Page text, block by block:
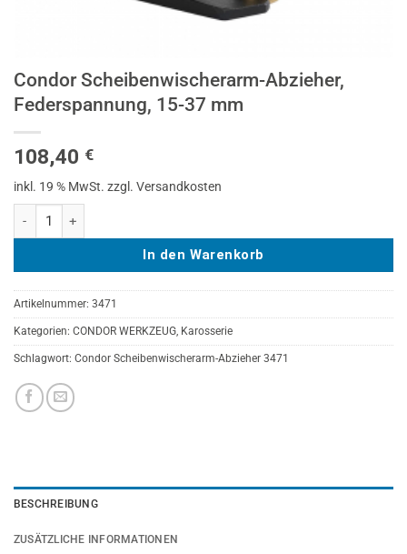
Condor Scheibenwischerarm-Abzieher,
Federspannung, 15-37 mm
108,40 €
inkl. 19 % MwSt. zzgl. Versandkosten
Condor Scheibenwischerarm-Abzieher, Federspannung, 15-37 mm
In den Warenkorb
Artikelnummer: 3471
Kategorien: CONDOR WERKZEUG, Karosserie
Schlagwort: Condor Scheibenwischerarm-Abzieher 3471
BESCHREIBUNG
ZUSÄTZLICHE INFORMATIONEN